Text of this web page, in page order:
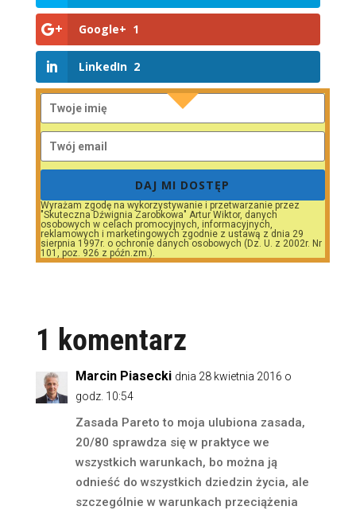
Google+ 1
LinkedIn 2
DAJ MI DOSTĘP
Wyrażam zgodę na wykorzystywanie i przetwarzanie przez
"Skuteczna Dźwignia Zarobkowa" Artur Wiktor, danych
osobowych w celach promocyjnych, informacyjnych,
reklamowych i marketingowych zgodnie z ustawą z dnia 29
sierpnia 1997r. o ochronie danych osobowych (Dz. U. z 2002r. Nr
101, poz. 926 z późn.zm.).
1 komentarz
Marcin Piasecki dnia 28 kwietnia 2016 o
godz. 10:54
Zasada Pareto to moja ulubiona zasada,
20/80 sprawdza się w praktyce we
wszystkich warunkach, bo można ją
odnieść do wszystkich dziedzin życia, ale
szczególnie w warunkach przeciążenia